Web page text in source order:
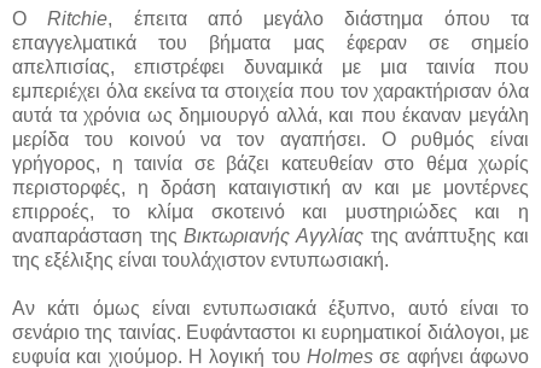
ΟRitchie, έπειτα από μεγάλο διάστημα όπου τα
επαγγελματικά του βήματα μας έφεραν σε σημείο
απελπισίας, επιστρέφει δυναμικά με μια ταινία που
εμπεριέχει όλα εκείνα τα στοιχεία που τον χαρακτήρισαν όλα
αυτά τα χρόνια ως δημιουργό αλλά, και που έκαναν μεγάλη
μερίδα του κοινού να τον αγαπήσει. Ο ρυθμός είναι
γρήγορος, η ταινία σε βάζει κατευθείαν στο θέμα χωρίς
περιστορφές, η δράση καταιγιστική αν και με μοντέρνες
επιρροές, το κλίμα σκοτεινό και μυστηριώδες και η
αναπαράσταση τηςΒικτωριανής Αγγλίας της ανάπτυξης και
της εξέλιξης είναι τουλάχιστον εντυπωσιακή.
Αν κάτι όμως είναι εντυπωσιακά έξυπνο, αυτό είναι το
σενάριο της ταινίας. Ευφάνταστοι κι ευρηματικοί διάλογοι, με
ευφυία και χιούμορ. Η λογική του Holmes σε αφήνει άφωνο